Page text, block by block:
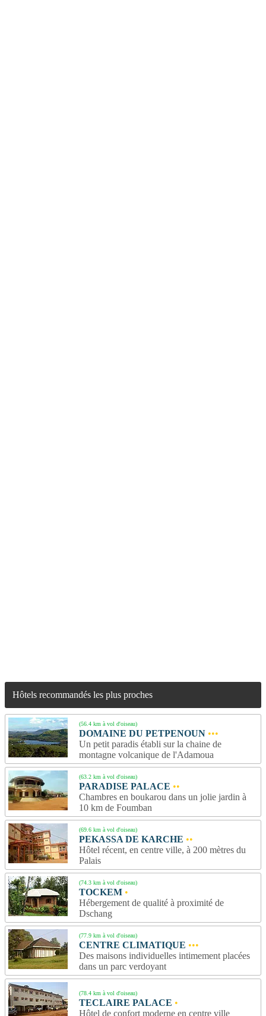
Hôtels recommandés les plus proches
(56.4 km à vol d'oiseau)
DOMAINE DU PETPENOUN •••
Un petit paradis établi sur la chaine de
montagne volcanique de l'Adamoua
(63.2 km à vol d'oiseau)
PARADISE PALACE ••
Chambres en boukarou dans un jolie jardin à
10 km de Foumban
(69.6 km à vol d'oiseau)
PEKASSA DE KARCHE ••
Hôtel récent, en centre ville, à 200 mètres du
Palais
(74.3 km à vol d'oiseau)
TOCKEM •
Hébergement de qualité à proximité de
Dschang
(77.9 km à vol d'oiseau)
CENTRE CLIMATIQUE •••
Des maisons individuelles intimement placées
dans un parc verdoyant
(78.4 km à vol d'oiseau)
TECLAIRE PALACE •
Hôtel de confort moderne en centre ville